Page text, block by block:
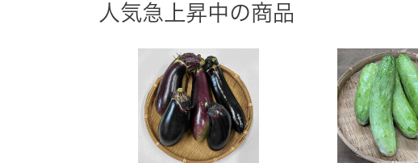
人気急上昇中の商品